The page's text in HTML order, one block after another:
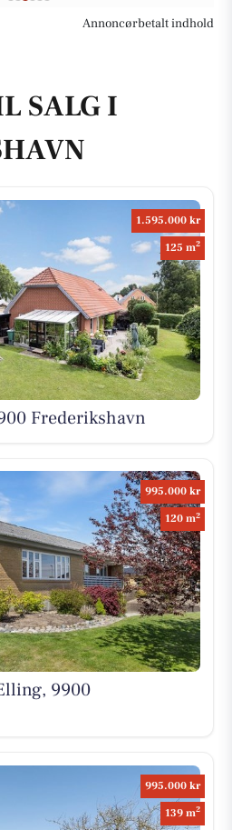
Annoncørbetalt indhold
SALG I
1.595.000 kr
125 m2
Frederikshavn
995.000 kr
120 m2
9900
995.000 kr
139 m2